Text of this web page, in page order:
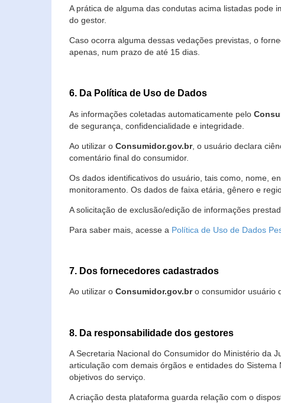
A prática de alguma das condutas acima listadas pode
do gestor.
Caso ocorra alguma dessas vedações previstas, o
apenas, num prazo de até 15 dias.
6. Da Política de Uso de Dados
As informações coletadas automaticamente pelo
de segurança, confidencialidade e integridade.
Ao utilizar o Consumidor.gov.br, o usuário declara
comentário final do consumidor.
Os dados identificativos do usuário, tais como, nome,
monitoramento. Os dados de faixa etária, gênero e
A solicitação de exclusão/edição de informações
Para saber mais, acesse a Política de Uso de Dados
7. Dos fornecedores cadastrados
Ao utilizar o Consumidor.gov.bro consumidor usuário
8. Da responsabilidade dos gestores
A Secretaria Nacional do Consumidor do Ministério da
articulação com demais órgãos e entidades do
objetivos do serviço.
A criação desta plataforma guarda relação com o